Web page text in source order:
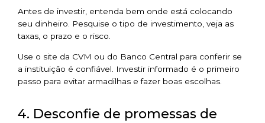
Antes de investir, entenda bem onde está colocando
seu dinheiro. Pesquise o tipo de investimento, veja as
taxas, o prazo e o risco.
Use o site da CVM ou do Banco Central para conferir se
a instituição é confiável. Investir informado é o primeiro
passo para evitar armadilhas e fazer boas escolhas.
4. Desconfie de promessas de